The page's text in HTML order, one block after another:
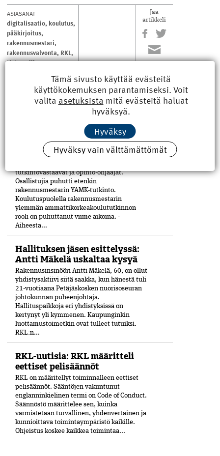
ASIASANAT
digitalisaatio, koulutus,
pääkirjoitus,
rakennusmestari,
rakennusvalvonta, RKL,
tietomalli,
Jaa
artikkeli
LUE MYÖS
Rakennusmestarin YAMK-
tutkinto hakee paikkaansa
TALK 2026 kokosi 26.–27.3. Tampereelle
tutkintovastaavat ja opinto-ohjaajat.
Osallistujia puhutti etenkin
rakennusmestarin YAMK-tutkinto.
Koulutuspuolella rakennusmestarin
ylemmän ammattikorkeakoulututkinnon
rooli on puhuttanut viime ­aikoina. ­
Aiheesta...
Hallituksen jäsen esittelyssä:
Antti Mäkelä uskaltaa kysyä
Rakennusinsinööri Antti Mäkelä, 60, on ollut
yhdistysaktiivi siitä saakka, kun hänestä tuli
21-vuo­tiaana Petäjäskosken nuoriso­seuran
johtokunnan puheenjohtaja.
Hallituspaikkoja eri yhdistyksissä on
kertynyt yli kymmenen. Kaupunginkin
luottamustoimetkin ovat tulleet tutuiksi.
RKL:n...
RKL-uutisia: RKL määritteli
eettiset pelisäännöt
RKL on määritellyt toiminnalleen eettiset
peli­säännöt. Sääntöjen vakiintunut
englanninkielinen termi on Code of Conduct.
Säännöstö määrittelee sen, kuinka
varmistetaan turvallinen, yhdenvertainen ja
kun­nioittava toimintaympäristö kaikille.
Ohjeistus koskee kaikkea toimintaa...
Tämä sivusto käyttää evästeitä
käyttökokemuksen parantamiseksi. Voit
valita asetuksista mitä evästeitä haluat
hyväksyä.
Hyväksy
Hyväksy vain välttämättömät